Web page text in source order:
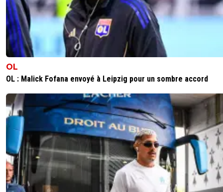
0+ Répondre
leogets 08 juin 2026 à 8:13 1584
patrick bruel aussi
0+ Répondre
Attends, il a sûrement son maillot floqué
ou "Thiago Almada"
0+ Répondre
reds13 08 juin 2026 à 9:35 +1097
Non il a comis aucun viol, il a été interpellé pour
homicide conjugale, qui a rien à voir avec un
0 Répondre
OL
OL : Malick Fofana envoyé à Leipzig pour un sombre accord